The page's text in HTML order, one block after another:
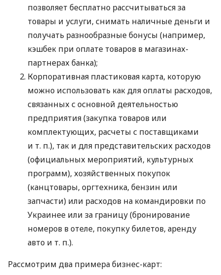
позволяет бесплатно рассчитываться за
товары и услуги, снимать наличные деньги и
получать разнообразные бонусы (например,
кэшбек при оплате товаров в магазинах-
партнерах банка);
Корпоративная пластиковая карта, которую
можно использовать как для оплаты расходов,
связанных с основной деятельностью
предприятия (закупка товаров или
комплектующих, расчеты с поставщиками
и т. п.), так и для представительских расходов
(официальных мероприятий, культурных
программ), хозяйственных покупок
(канцтовары, оргтехника, бензин или
запчасти) или расходов на командировки по
Украинее или за границу (бронирование
номеров в отеле, покупку билетов, аренду
авто и т. п.).
Рассмотрим два примера бизнес-карт: